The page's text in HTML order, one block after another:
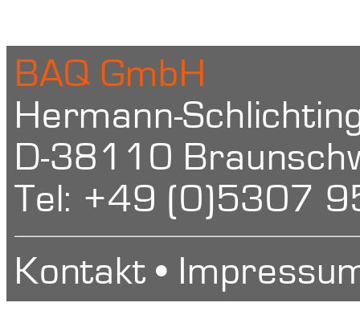
BAQ GmbH
Hermann-
D-38110
Tel: +49 (0)5307
Kontakt •